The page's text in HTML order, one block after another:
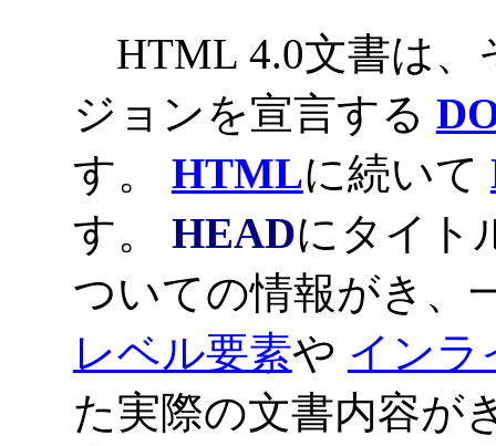
HTML 4.0文書は、
ジョンを宣言する
す。 HTMLに続いて
す。 HEADにタイト
ついての情報がき、
レベル要素や インラ
た実際の文書内容が